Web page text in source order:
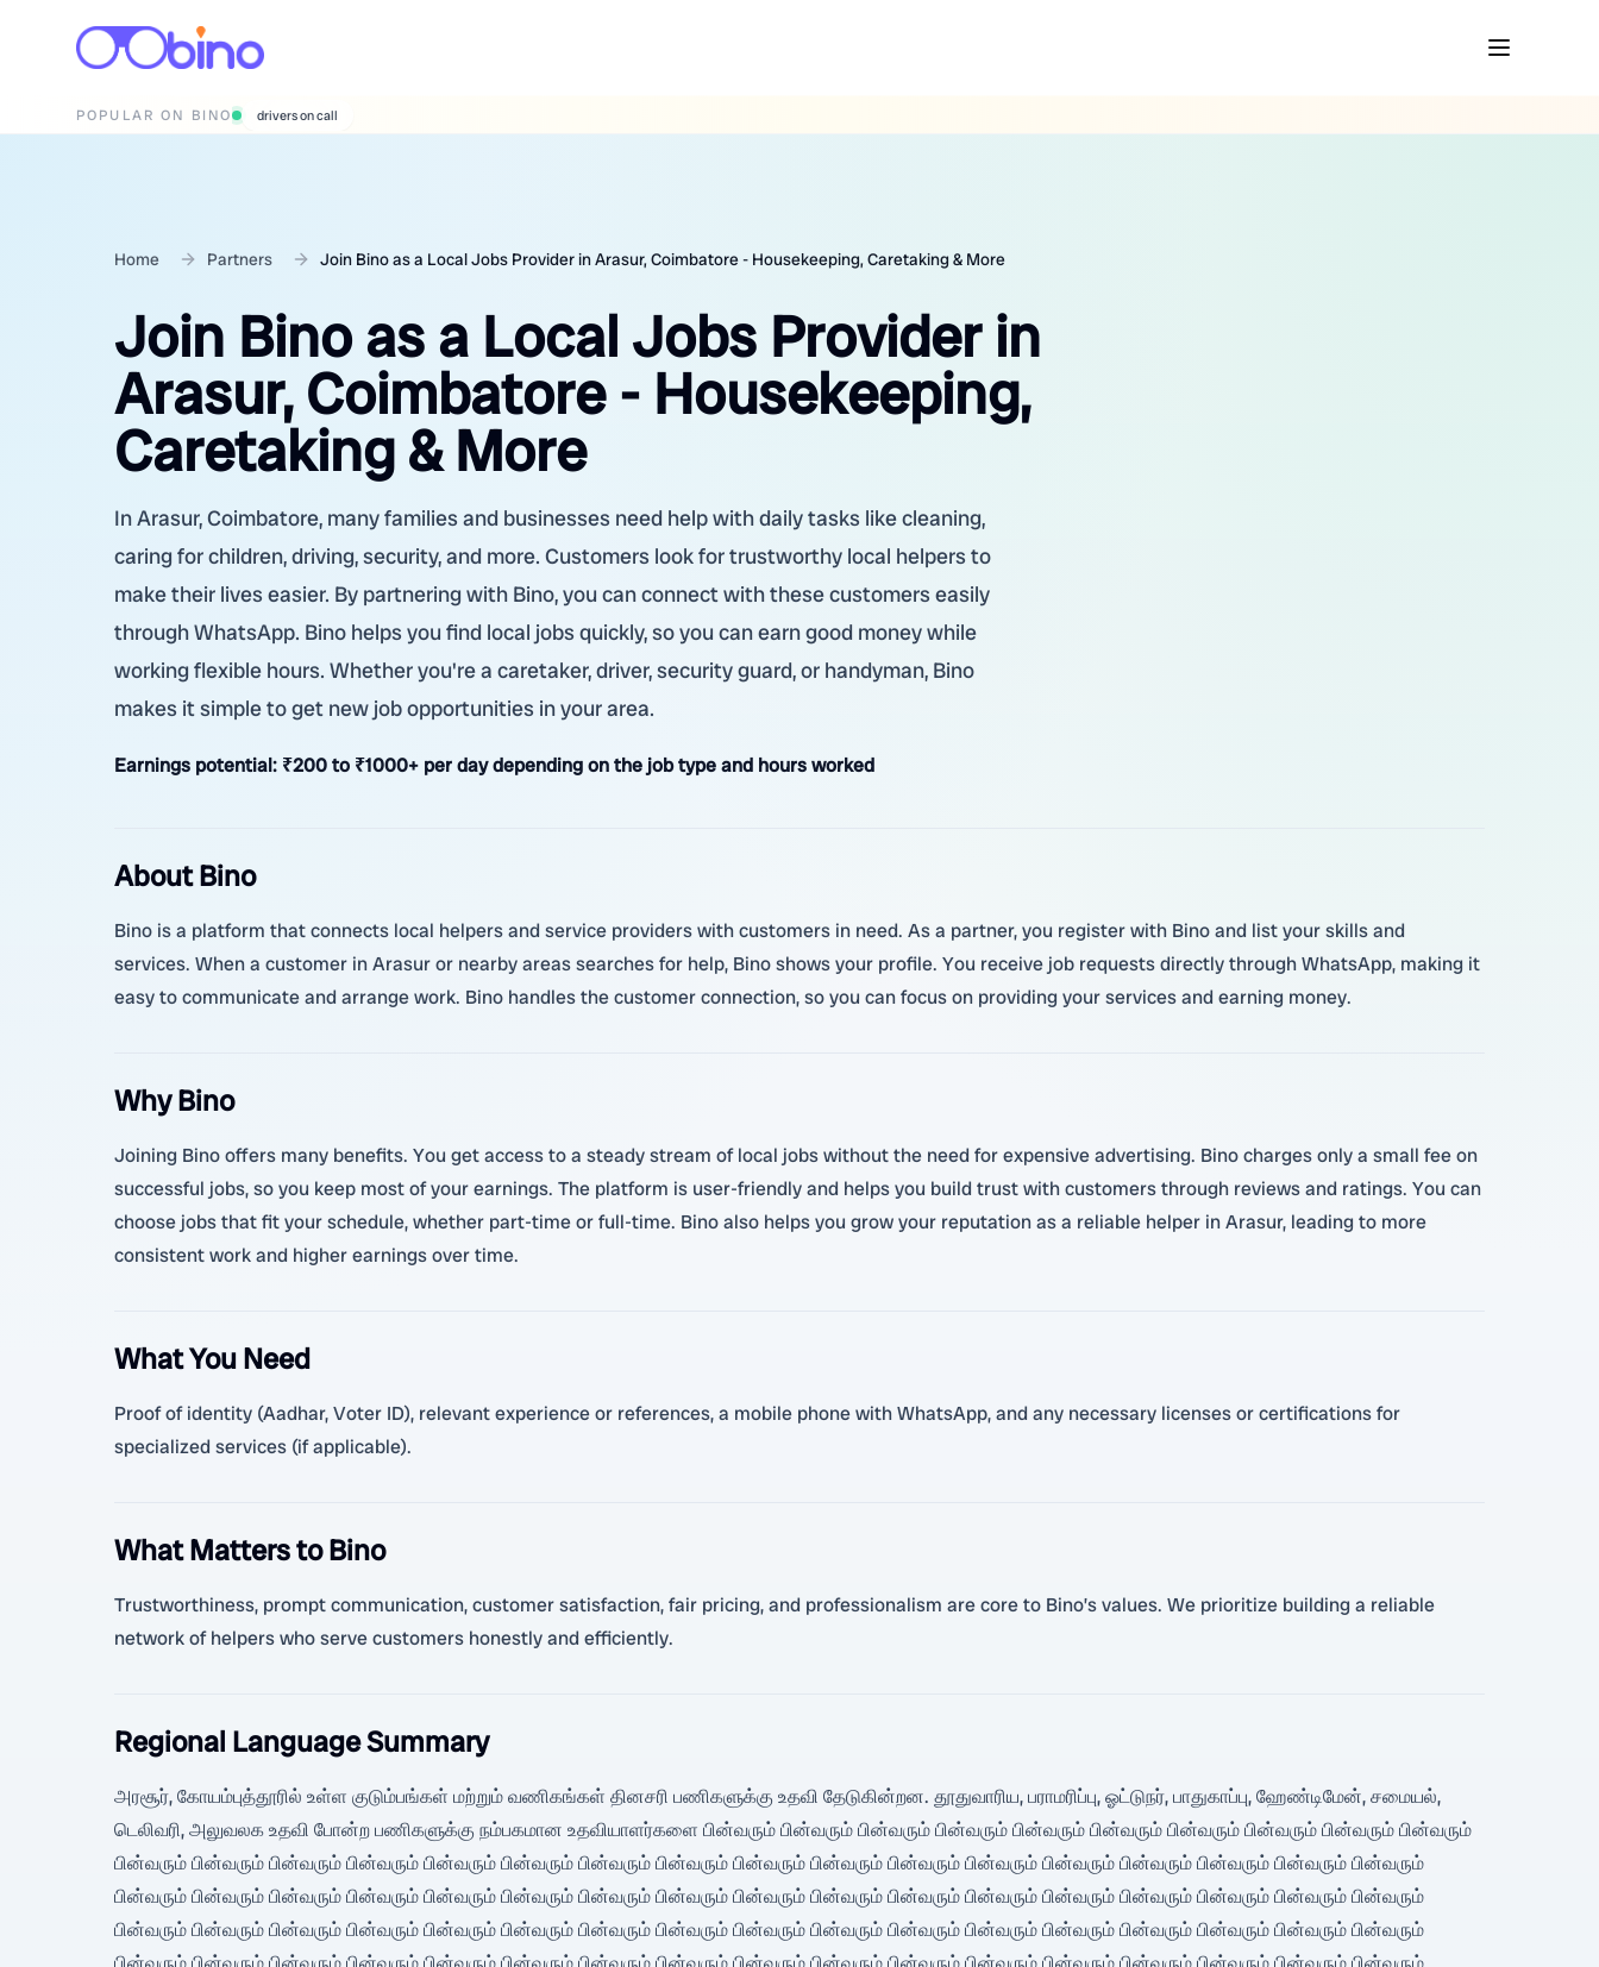
POPULAR ON BINO wedding photographers
Home Partners Join Bino as a Local Jobs Provider in Arasur, Coimbatore - Housekeeping, Caretaking & More
Join Bino as a Local Jobs Provider in
Arasur, Coimbatore - Housekeeping,
Caretaking & More
In Arasur, Coimbatore, many families and businesses need help with daily tasks like cleaning,
caring for children, driving, security, and more. Customers look for trustworthy local helpers to
make their lives easier. By partnering with Bino, you can connect with these customers easily
through WhatsApp. Bino helps you find local jobs quickly, so you can earn good money while
working flexible hours. Whether you're a caretaker, driver, security guard, or handyman, Bino
makes it simple to get new job opportunities in your area.
Earnings potential: ₹200 to ₹1000+ per day depending on the job type and hours worked
About Bino
Bino is a platform that connects local helpers and service providers with customers in need. As a partner, you register with Bino and list your skills and
services. When a customer in Arasur or nearby areas searches for help, Bino shows your profile. You receive job requests directly through WhatsApp, making it
easy to communicate and arrange work. Bino handles the customer connection, so you can focus on providing your services and earning money.
Why Bino
Joining Bino offers many benefits. You get access to a steady stream of local jobs without the need for expensive advertising. Bino charges only a small fee on
successful jobs, so you keep most of your earnings. The platform is user-friendly and helps you build trust with customers through reviews and ratings. You can
choose jobs that fit your schedule, whether part-time or full-time. Bino also helps you grow your reputation as a reliable helper in Arasur, leading to more
consistent work and higher earnings over time.
What You Need
Proof of identity (Aadhar, Voter ID), relevant experience or references, a mobile phone with WhatsApp, and any necessary licenses or certifications for
specialized services (if applicable).
What Matters to Bino
Trustworthiness, prompt communication, customer satisfaction, fair pricing, and professionalism are core to Bino’s values. We prioritize building a reliable
network of helpers who serve customers honestly and efficiently.
Regional Language Summary
அரசூர், கோயம்புத்தூரில் உள்ள குடும்பங்கள் மற்றும் வணிகங்கள் தினசரி பணிகளுக்கு உதவி தேடுகின்றன. தூதுவாரிய, பராமரிப்பு, ஓட்டுநர், பாதுகாப்பு, ஹேண்டிமேன், சமையல்,
டெலிவரி, அலுவலக உதவி போன்ற பணிகளுக்கு நம்பகமான உதவியாளர்களை பின்வரும் பின்வரும் பின்வரும் பின்வரும் பின்வரும் பின்வரும் பின்வரும் பின்வரும் பின்வரும் பின்வரும்
பின்வரும் பின்வரும் பின்வரும் பின்வரும் பின்வரும் பின்வரும் பின்வரும் பின்வரும் பின்வரும் பின்வரும் பின்வரும் பின்வரும் பின்வரும் பின்வரும் பின்வரும் பின்வரும் பின்வரும்
பின்வரும் பின்வரும் பின்வரும் பின்வரும் பின்வரும் பின்வரும் பின்வரும் பின்வரும் பின்வரும் பின்வரும் பின்வரும் பின்வரும் பின்வரும் பின்வரும் பின்வரும் பின்வரும் பின்வரும்
பின்வரும் பின்வரும் பின்வரும் பின்வரும் பின்வரும் பின்வரும் பின்வரும் பின்வரும் பின்வரும் பின்வரும் பின்வரும் பின்வரும் பின்வரும் பின்வரும் பின்வரும் பின்வரும் பின்வரும்